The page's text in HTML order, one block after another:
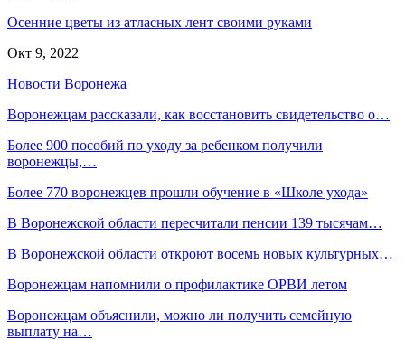
Осенние цветы из атласных лент своими руками
Окт 9, 2022
Новости Воронежа
Воронежцам рассказали, как восстановить свидетельство о…
Более 900 пособий по уходу за ребенком получили
воронежцы,…
Более 770 воронежцев прошли обучение в «Школе ухода»
В Воронежской области пересчитали пенсии 139 тысячам…
В Воронежской области откроют восемь новых культурных…
Воронежцам напомнили о профилактике ОРВИ летом
Воронежцам объяснили, можно ли получить семейную
выплату на…